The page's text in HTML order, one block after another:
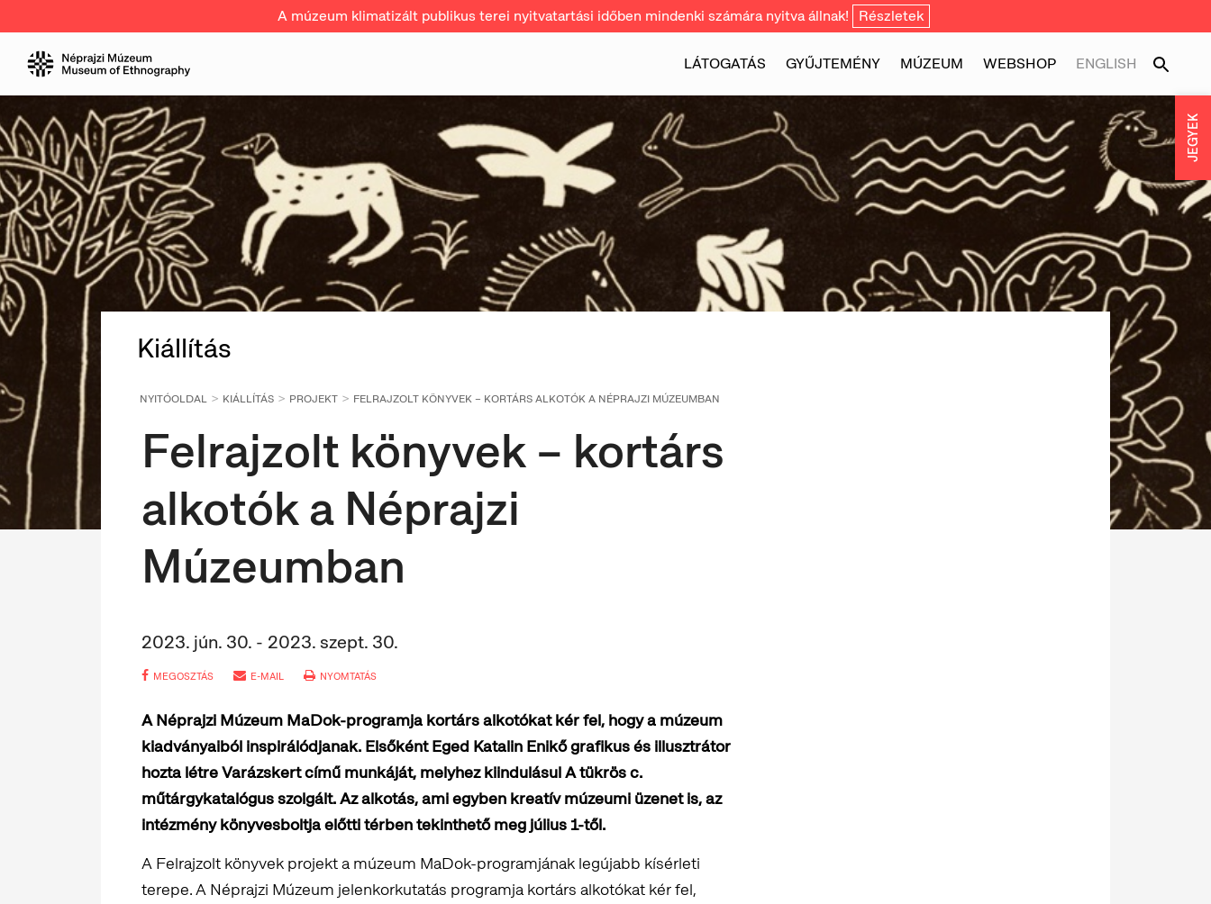
A múzeum klimatizált publikus terei nyitvatartási időben mindenki számára nyitva állnak! Részletek
LÁTOGATÁS GYŰJTEMÉNY MÚZEUM WEBSHOP ENGLISH
Kiállítás
NYITÓOLDAL KIÁLLÍTÁS PROJEKT FELRAJZOLT KÖNYVEK – KORTÁRS ALKOTÓK A NÉPRAJZI MÚZEUMBAN
Felrajzolt könyvek – kortárs
alkotók a Néprajzi
Múzeumban
2023. jún. 30. - 2023. szept. 30.
MEGOSZTÁS E-MAIL NYOMTATÁS
A Néprajzi Múzeum MaDok-programja kortárs alkotókat kér fel, hogy a múzeum
kiadványaiból inspirálódjanak. Elsőként Eged Katalin Enikő grafikus és illusztrátor
hozta létre Varázskert című munkáját, melyhez kiindulásul A tükrös c.
műtárgykatalógus szolgált. Az alkotás, ami egyben kreatív múzeumi üzenet is, az
intézmény könyvesboltja előtti térben tekinthető meg július 1-től.
A Felrajzolt könyvek projekt a múzeum MaDok-programjának legújabb kísérleti
terepe. A Néprajzi Múzeum jelenkorkutatás programja kortárs alkotókat kér fel,
JEGYEK